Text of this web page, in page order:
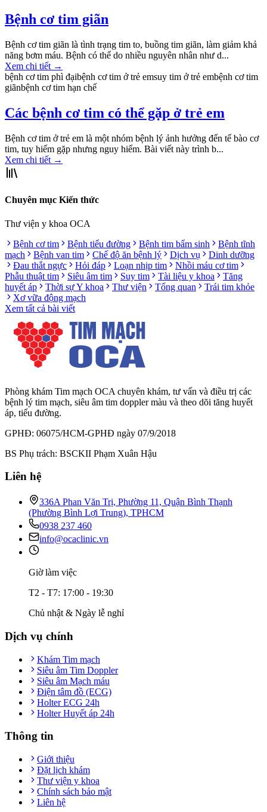
Bệnh cơ tim giãn
Bệnh cơ tim giãn là tình trạng tim to, buồng tim giãn, làm giảm khả
năng bơm máu. Bệnh có thể do nhiều nguyên nhân như d...
Xem chi tiết →
bệnh cơ tim phì đạibệnh cơ tim ở trẻ emsuy tim ở trẻ embệnh cơ tim
giãnbệnh cơ tim hạn chế
Các bệnh cơ tim có thể gặp ở trẻ em
Bệnh cơ tim ở trẻ em là một nhóm bệnh lý ảnh hưởng đến tế bào cơ
tim, tuy hiếm gặp nhưng nguy hiểm. Bài viết này trình b...
Xem chi tiết →
Chuyên mục Kiến thức
Thư viện y khoa OCA
Bệnh cơ tim
Bệnh tiểu đường Bệnh tim bẩm sinh
Bệnh tĩnh
mạch
Bệnh van tim Chế độ ăn bệnh lý Dịch vụ
Dinh dưỡng
Đau thắt ngực
Hỏi đáp Loạn nhịp tim
Nhồi máu cơ tim
Phẫu thuật tim
Siêu âm tim Suy tim Tài liệu y khoa
Tăng
huyết áp
Thời sự Y khoa Thư viện Tổng quan
Trái tim khỏe
Xơ vữa động mạch
Xem tất cả bài viết
Phòng khám Tim mạch OCA chuyên khám, tư vấn và điều trị các
bệnh lý tim mạch, siêu âm tim doppler màu và theo dõi tăng huyết
áp, tiểu đường.
GPHĐ: 06075/HCM-GPHĐ ngày 07/9/2018
BS Phụ trách: BSCKII Phạm Xuân Hậu
Liên hệ
336A Phan Văn Trị, Phường 11, Quận Bình Thạnh
(Phường Bình Lợi Trung), TPHCM
0938 237 460
info@ocaclinic.vn
Giờ làm việc
T2 - T7: 17:00 - 19:30
Chủ nhật & Ngày lễ nghỉ
Dịch vụ chính
Khám Tim mạch
Siêu âm Tim Doppler
Siêu âm Mạch máu
Điện tâm đồ (ECG)
Holter ECG 24h
Holter Huyết áp 24h
Thông tin
Giới thiệu
Đặt lịch khám
Thư viện y khoa
Chính sách bảo mật
Liên hệ